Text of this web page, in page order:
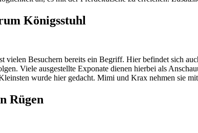
Königsstuhl
vielen Besuchern bereits ein Begriff. Hier befindet sich
Viele ausgestellte Exponate dienen hierbei als
wurde hier gedacht. Mimi und Krax nehmen sie
Rügen